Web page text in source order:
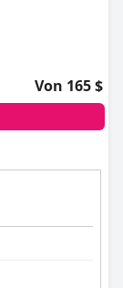
Von 165 $